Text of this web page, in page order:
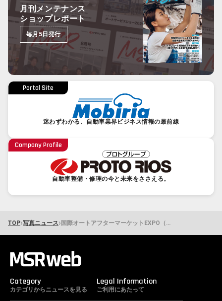
月刊メンテナンス
ショップレポート
毎月5日発行
Portal Site
迷わずわかる、自動車業界ビジネス情報の最前線
Company Profile
自動車整備・修理の今と未来をささえる。
TOP›写真ニュース› 国際オートアフターマーケットEXPO（IAAE）取材レポート（2日目）・部品
Category
カテゴリからニュースを見る
Legal Information
ご利用にあたって